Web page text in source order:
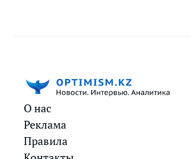
О нас
Реклама
Правила